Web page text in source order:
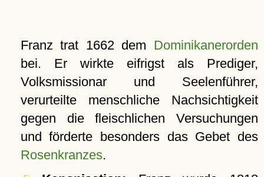
Franz trat 1662 dem Dominikanerorden
bei. Er wirkte eifrigst als Prediger,
Volksmissionar und Seelenführer,
verurteilte menschliche Nachsichtigkeit
gegen die fleischlichen Versuchungen
und förderte besonders das Gebet des
Rosenkranzes.